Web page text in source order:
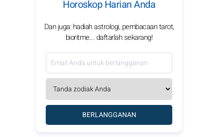
Horoskop Harian Anda
Dan juga: hadiah astrologi, pembacaan tarot,
bioritme... daftarlah sekarang!
BERLANGGANAN